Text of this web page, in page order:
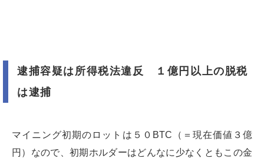
逮捕容疑は所得税法違反 １億円以上の脱税
は逮捕
マイニング初期のロットは５０BTC（＝現在価値３億
円）なので、初期ホルダーはどんなに少なくともこの金